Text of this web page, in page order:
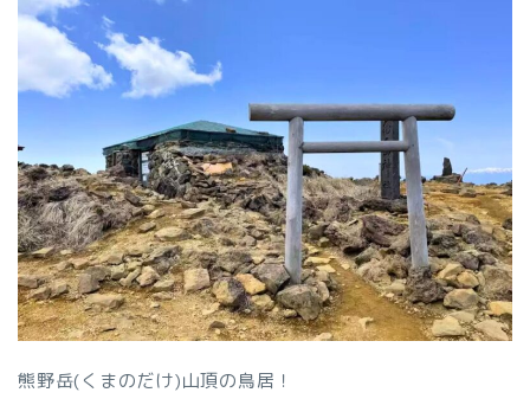
熊野岳(くまのだけ)山頂の鳥居！